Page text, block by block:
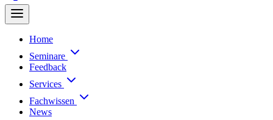
Home
Seminare
Feedback
Services
Fachwissen
News